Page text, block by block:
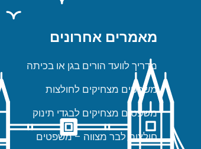
מאמרים אחרונים
מדריך לוועד הורים בגן או בכיתה
משפטים מצחיקים לחולצות
משפטים מצחיקים לבגדי תינוק
חולצות לבר מצווה – משפטים